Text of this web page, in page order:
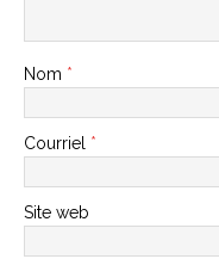
Nom *
Courriel *
Site web